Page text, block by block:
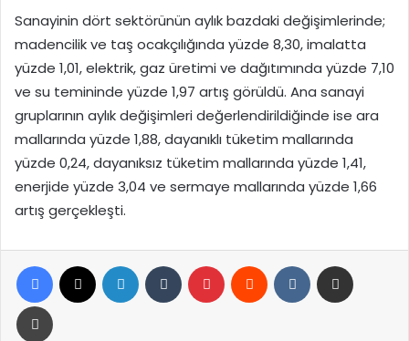
Sanayinin dört sektörünün aylık bazdaki değişimlerinde;
madencilik ve taş ocakçılığında yüzde 8,30, imalatta
yüzde 1,01, elektrik, gaz üretimi ve dağıtımında yüzde 7,10
ve su temininde yüzde 1,97 artış görüldü. Ana sanayi
gruplarının aylık değişimleri değerlendirildiğinde ise ara
mallarında yüzde 1,88, dayanıklı tüketim mallarında
yüzde 0,24, dayanıksız tüketim mallarında yüzde 1,41,
enerjide yüzde 3,04 ve sermaye mallarında yüzde 1,66
artış gerçekleşti.
Facebook LinkedIn Tumblr Pinterest Reddit VKontakte
Yazdır